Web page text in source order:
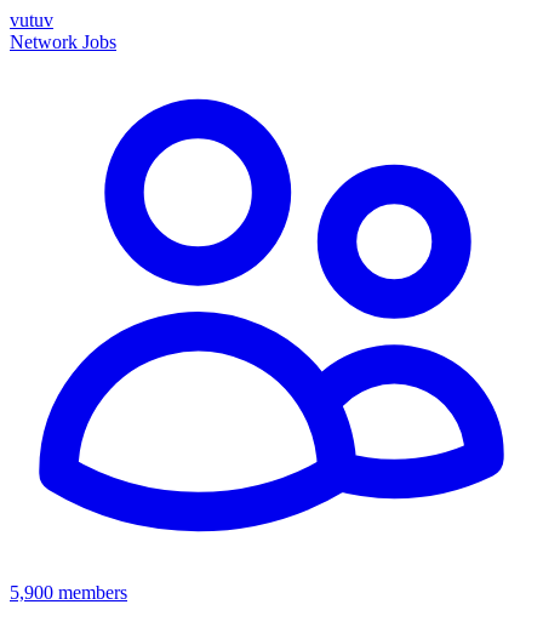
vutuv
Network Jobs
5,900 members